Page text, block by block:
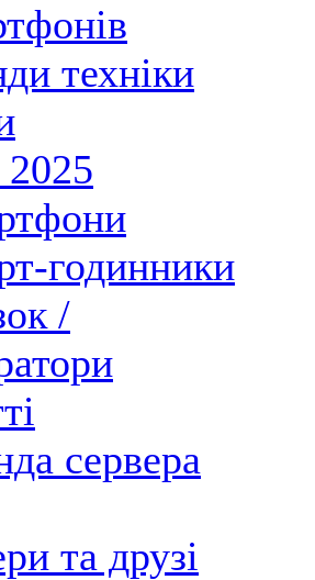
техніки
2025
годинники
/
сервера
та друзі